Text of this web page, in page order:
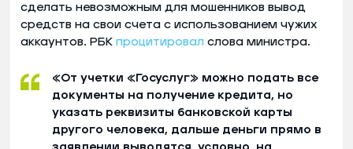
сделать невозможным для мошенников вывод
средств на свои счета с использованием чужих
аккаунтов. РБК процитировал слова министра.
«От учетки «Госуслуг» можно подать все
документы на получение кредита, но
указать реквизиты банковской карты
другого человека, дальше деньги прямо в